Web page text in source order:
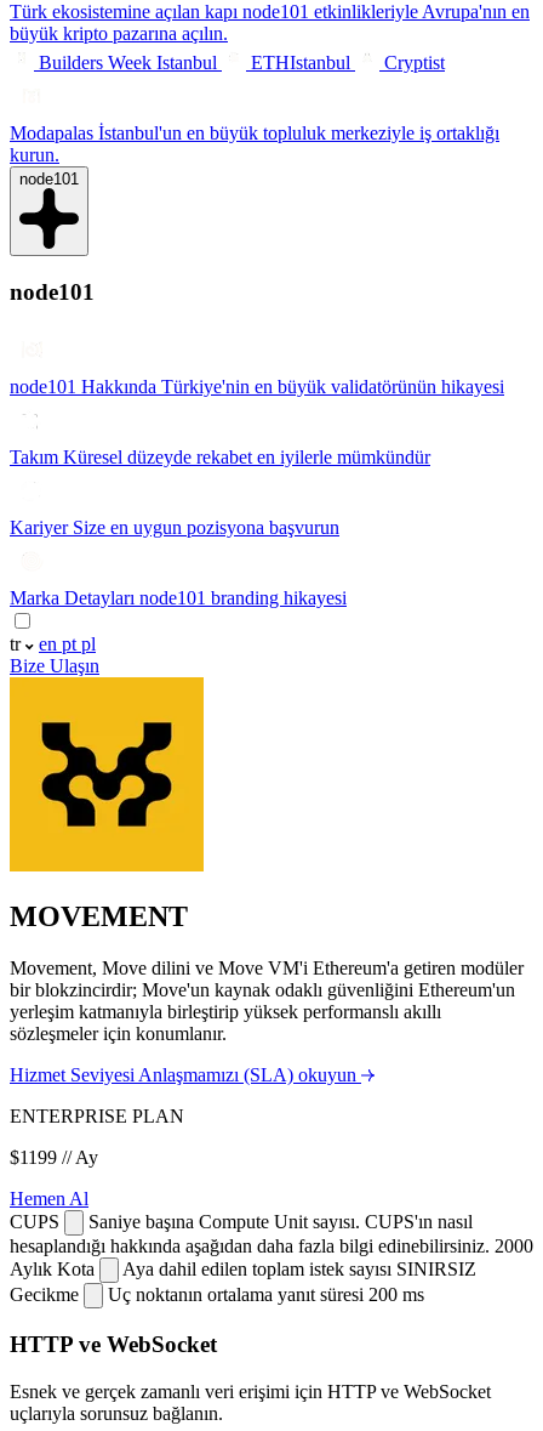
Türk ekosistemine açılan kapı node101 etkinlikleriyle Avrupa'nın en
büyük kripto pazarına açılın.
Builders Week Istanbul
ETHIstanbul Cryptist
Modapalas İstanbul'un en büyük topluluk merkeziyle iş ortaklığı
kurun.
node101
node101
node101 Hakkında Türkiye'nin en büyük validatörünün hikayesi
Takım Küresel düzeyde rekabet en iyilerle mümkündür
Kariyer Size en uygun pozisyona başvurun
Marka Detayları node101 branding hikayesi
tr en pt pl
Bize Ulaşın
MOVEMENT
Movement, Move dilini ve Move VM'i Ethereum'a getiren modüler
bir blokzincirdir; Move'un kaynak odaklı güvenliğini Ethereum'un
yerleşim katmanıyla birleştirip yüksek performanslı akıllı
sözleşmeler için konumlanır.
Hizmet Seviyesi Anlaşmamızı (SLA) okuyun
ENTERPRISE PLAN
$1199 // Ay
Hemen Al
CUPS
Saniye başına Compute Unit sayısı. CUPS'ın nasıl
hesaplandığı hakkında aşağıdan daha fazla bilgi edinebilirsiniz. 2000
Aylık Kota
Aya dahil edilen toplam istek sayısı SINIRSIZ
Gecikme
Uç noktanın ortalama yanıt süresi 200 ms
HTTP ve WebSocket
Esnek ve gerçek zamanlı veri erişimi için HTTP ve WebSocket
uçlarıyla sorunsuz bağlanın.